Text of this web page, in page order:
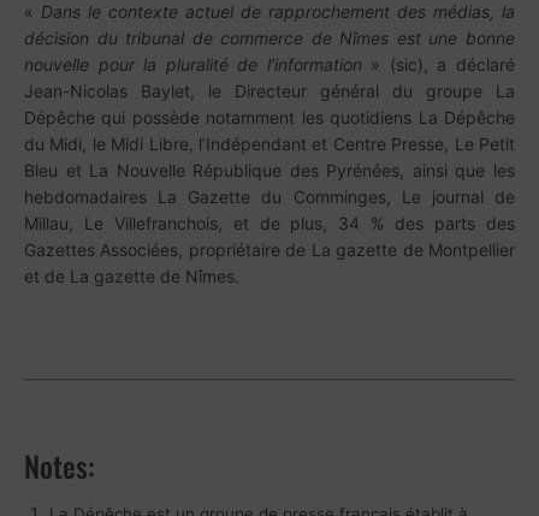
« Dans le contexte actuel de rapprochement des médias, la
décision du tribunal de commerce de Nîmes est une bonne
nouvelle pour la pluralité de l’information » (sic), a déclaré
Jean-Nicolas Baylet, le Directeur général du groupe La
Dépêche qui possède notamment les quotidiens La Dépêche
du Midi, le Midi Libre, l’Indépendant et Centre Presse, Le Petit
Bleu et La Nouvelle République des Pyrénées, ainsi que les
hebdomadaires La Gazette du Comminges, Le journal de
Millau, Le Villefranchois, et de plus, 34 % des parts des
Gazettes Associées, propriétaire de La gazette de Montpellier
et de La gazette de Nîmes.
Notes: